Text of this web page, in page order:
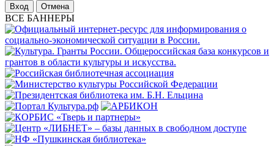
Отмена
ВСЕ БАННЕРЫ